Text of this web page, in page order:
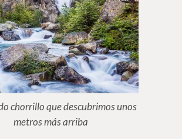
chorrillo que descubrimos unos
metros más arriba